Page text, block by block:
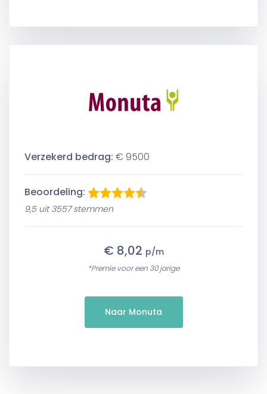
Verzekerd bedrag: € 9500
Beoordeling:
9,5 uit 3557 stemmen
€ 8,02 p/m
*Premie voor een 30 jarige
Naar Monuta